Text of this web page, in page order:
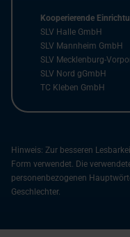
Kooperierende
SLV Halle GmbH
SLV Mannheim GmbH
SLV Mecklenburg-
SLV Nord gGmbH
TC Kleben GmbH
Hinweis: Zur besseren
Form verwendet. Die
personenbezogenen
Geschlechter.